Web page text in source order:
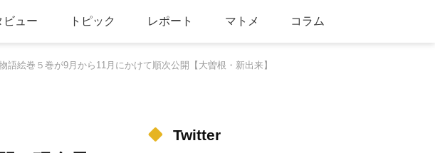
ビュー トピック レポート マトメ コラム
絵巻５巻が9月から11月にかけて順次公開【大曽根・新出来】
Twitter